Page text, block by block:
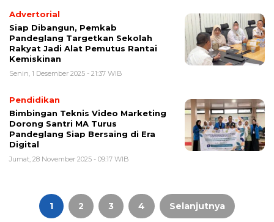
Advertorial
Siap Dibangun, Pemkab
Pandeglang Targetkan Sekolah
Rakyat Jadi Alat Pemutus Rantai
Kemiskinan
Senin, 1 Desember 2025 - 21:37 WIB
Pendidikan
Bimbingan Teknis Video Marketing
Dorong Santri MA Turus
Pandeglang Siap Bersaing di Era
Digital
Jumat, 28 November 2025 - 09:17 WIB
Paginasi
pos 1 2 3 4 Selanjutnya